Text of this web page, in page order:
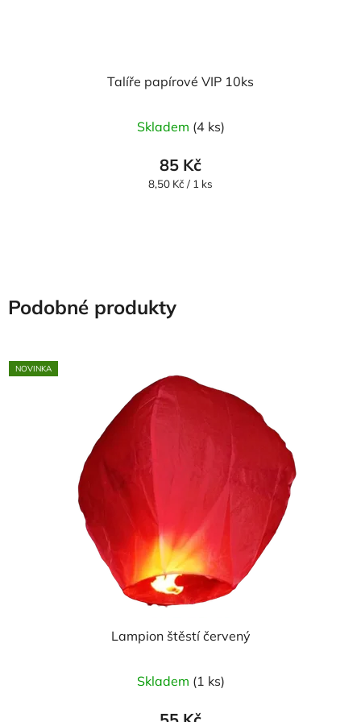
Talíře papírové VIP 10ks
Skladem (4 ks)
85 Kč
Měrná
8,50 Kč / 1 ks
Podobné produkty
NOVINKA
Lampion štěstí červený
Skladem (1 ks)